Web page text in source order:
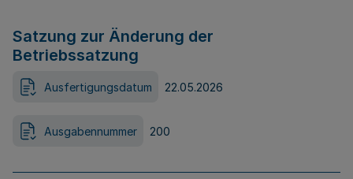
Satzung zur Änderung der
Betriebssatzung
Ausfertigungsdatum 22.05.2026
Ausgabennummer 200